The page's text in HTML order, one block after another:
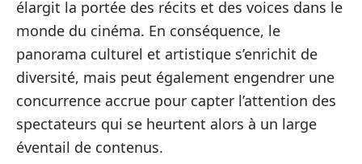
élargit la portée des récits et des voices dans le
monde du cinéma. En conséquence, le
panorama culturel et artistique s’enrichit de
diversité, mais peut également engendrer une
concurrence accrue pour capter l’attention des
spectateurs qui se heurtent alors à un large
éventail de contenus.